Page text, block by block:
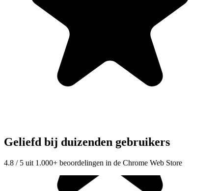
Geliefd bij duizenden gebruikers
4.8 / 5 uit 1.000+ beoordelingen in de Chrome Web Store